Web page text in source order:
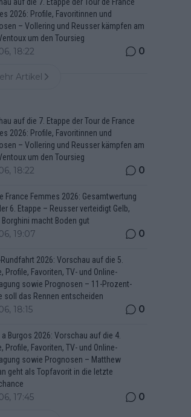
2026: Profile, Favoritinnen und
– Vollering und Reusser kämpfen am
um den Toursieg
18:22 0
Artikel
auf die 7. Etappe der Tour de France
2026: Profile, Favoritinnen und
– Vollering und Reusser kämpfen am
um den Toursieg
18:22 0
France Femmes 2026: Gesamtwertung
6. Etappe – Reusser verteidigt Gelb,
Borghini macht Boden gut
19:07 0
2026: Vorschau auf die 5.
Profile, Favoriten, TV- und Online-
sowie Prognosen – 11-Prozent-
soll das Rennen entscheiden
18:15 0
Burgos 2026: Vorschau auf die 4.
Profile, Favoriten, TV- und Online-
sowie Prognosen – Matthew
geht als Topfavorit in die letzte
17:45 0